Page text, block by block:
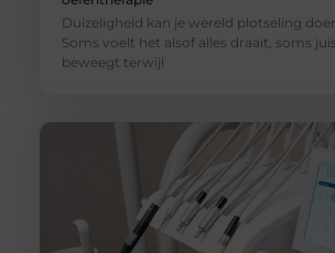
Duizeligheid kan je wereld plotseling
Soms voelt het alsof alles draait, soms
beweegt terwijl